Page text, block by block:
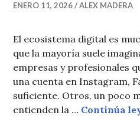
ENERO 11, 2026 ALEX MADERA
El ecosistema digital es
que la mayoría suele
empresas y profesionales
una cuenta en Instagram,
suficiente. Otros, un poco
entienden la … Continúa